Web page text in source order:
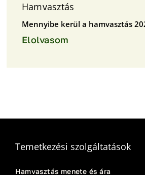
Hamvasztás
Mennyibe kerül a hamvasztás
Elolvasom
Temetkezési szolgáltatások
Hamvasztás menete és ára